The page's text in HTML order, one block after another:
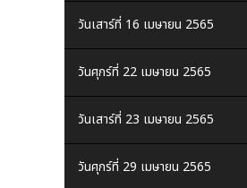
วันเสาร์ที่ 16 เมษายน 2565
วันศุกร์ที่ 22 เมษายน 2565
วันเสาร์ที่ 23 เมษายน 2565
วันศุกร์ที่ 29 เมษายน 2565